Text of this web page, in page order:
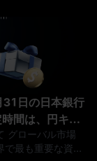
通貨とデジタル権
す。この法律によ
取引所、デジタル
ブローカー、管理
織者、クリアリン
めの単一の運営枠
確立され、投資家
日の日本銀行
間は、円キャ
点を当ててい
グローバル市場
で最も重要な資金